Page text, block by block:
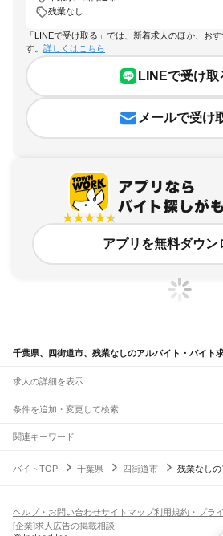
残業なし
「LINEで受け取る」では、新着求人のほか、お
す。 詳しくはこちら
LINEで受け取
メールで受け
アプリを無料ダウン
千葉県、四街道市、残業なしのアルバイト・バイト
求人の詳細を表示
条件を追加・変更して検索
市区町村を追加・変更
千葉県すべて
銚子市市川市船橋市館山市木更津市松戸市野
旭市習志野市柏市勝浦市
駅を追加・変更
南流山駅新松戸駅 新八柱駅 東松戸駅市川大野駅船
JR中央・総武線
飲食・フードサービス
飲食・フードサービス
特徴を追加・変更
関連キーワード
千葉県 四街道市 営業・販売 履歴書不要 スーパー
バイトTOP 千葉県 四街道市 残業なしの
ヘルプ・お問い合わせサイトマップ利用規約・プラ
[企業]求人広告の掲載相談